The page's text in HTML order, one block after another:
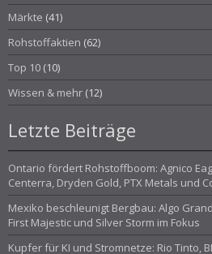
Märkte (41)
Rohstoffaktien (62)
Top 10 (10)
Wissen & mehr (12)
Letzte Beiträge
Ontario fördert Rohstoffboom: Agnico
Centerra, Dryden Gold, PTX Metals und
Mexiko beschleunigt Bergbau: Algo
First Majestic und Silver Storm im Fokus
Kupfer für KI und Stromnetze: Rio Tinto,